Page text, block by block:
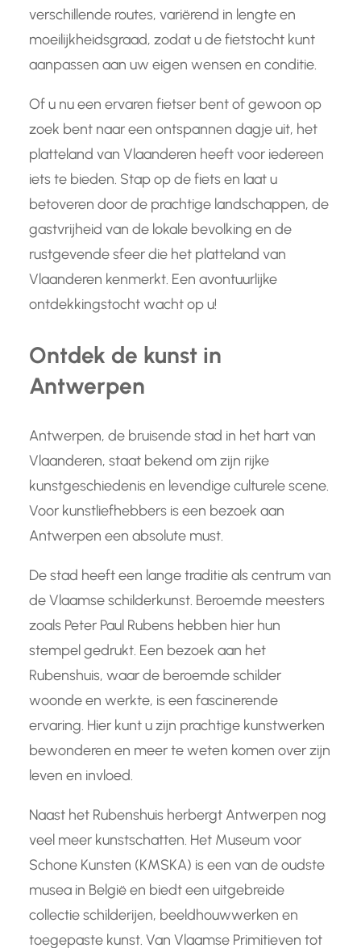
verschillende routes, variërend in lengte en
moeilijkheidsgraad, zodat u de fietstocht kunt
aanpassen aan uw eigen wensen en conditie.
Of u nu een ervaren fietser bent of gewoon op
zoek bent naar een ontspannen dagje uit, het
platteland van Vlaanderen heeft voor iedereen
iets te bieden. Stap op de fiets en laat u
betoveren door de prachtige landschappen, de
gastvrijheid van de lokale bevolking en de
rustgevende sfeer die het platteland van
Vlaanderen kenmerkt. Een avontuurlijke
ontdekkingstocht wacht op u!
Ontdek de kunst in
Antwerpen
Antwerpen, de bruisende stad in het hart van
Vlaanderen, staat bekend om zijn rijke
kunstgeschiedenis en levendige culturele scene.
Voor kunstliefhebbers is een bezoek aan
Antwerpen een absolute must.
De stad heeft een lange traditie als centrum van
de Vlaamse schilderkunst. Beroemde meesters
zoals Peter Paul Rubens hebben hier hun
stempel gedrukt. Een bezoek aan het
Rubenshuis, waar de beroemde schilder
woonde en werkte, is een fascinerende
ervaring. Hier kunt u zijn prachtige kunstwerken
bewonderen en meer te weten komen over zijn
leven en invloed.
Naast het Rubenshuis herbergt Antwerpen nog
veel meer kunstschatten. Het Museum voor
Schone Kunsten (KMSKA) is een van de oudste
musea in België en biedt een uitgebreide
collectie schilderijen, beeldhouwwerken en
toegepaste kunst. Van Vlaamse Primitieven tot